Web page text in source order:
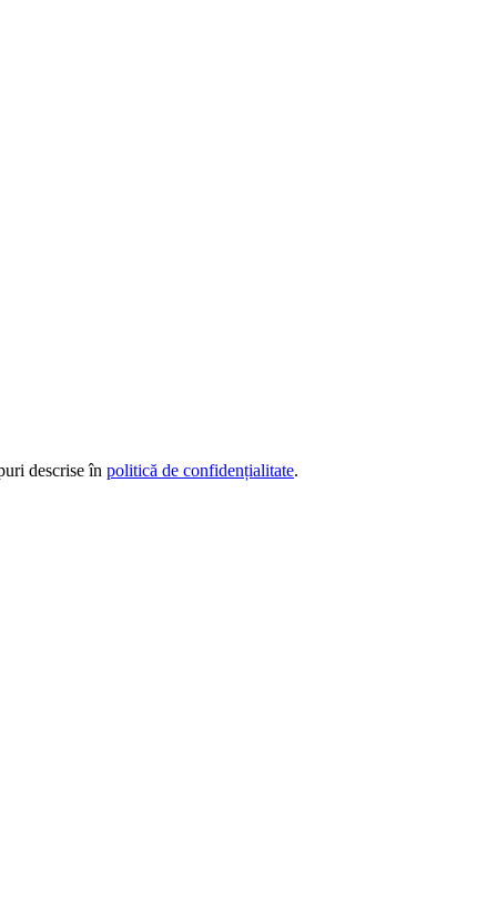
descrise în politică de confidențialitate.